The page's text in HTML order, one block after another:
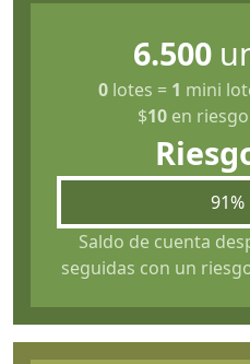
6.500
0lotes = 1 mini
$10 en riesgo
91%
Saldo de cuenta
seguidas con un